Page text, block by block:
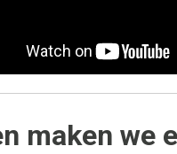
maken we